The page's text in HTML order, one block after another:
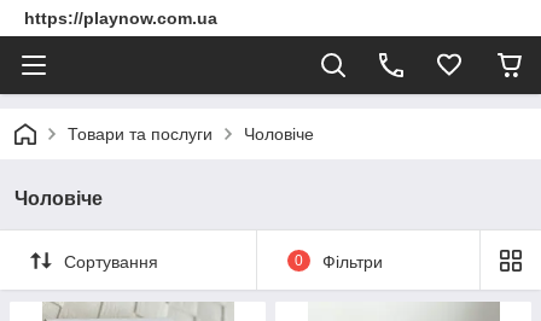
https://playnow.com.ua
Товари та послуги Чоловіче
Чоловіче
Сортування 0 Фільтри